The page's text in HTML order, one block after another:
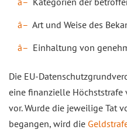
Art und Weise des
Einhaltung von
Die EU-
eine finanzielle Höchststrafe
vor. Wurde die jeweilige Tat
begangen, wird die